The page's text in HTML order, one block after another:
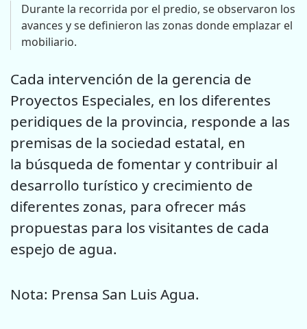
Durante la recorrida por el predio, se observaron los
avances y se definieron las zonas donde emplazar el
mobiliario.
Cada intervención de la gerencia de
Proyectos Especiales, en los diferentes
peridiques de la provincia, responde a las
premisas de la sociedad estatal, en
la búsqueda de fomentar y contribuir al
desarrollo turístico y crecimiento de
diferentes zonas, para ofrecer más
propuestas para los visitantes de cada
espejo de agua.
Nota: Prensa San Luis Agua.